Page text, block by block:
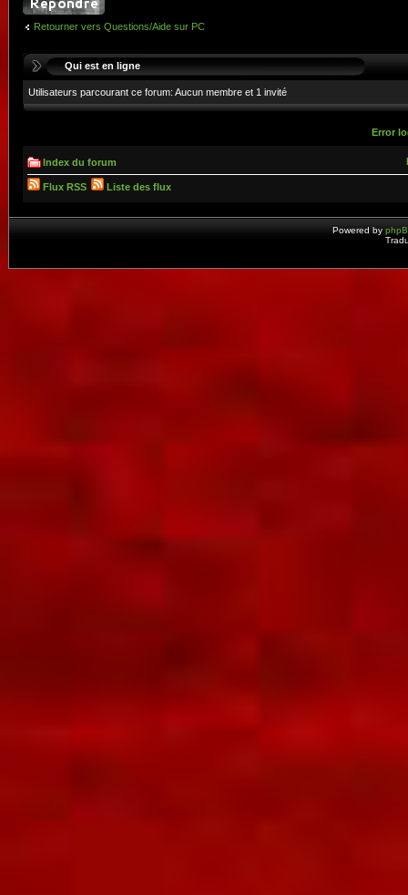
Retourner vers Questions/Aide sur PC
Qui est en ligne
Utilisateurs parcourant ce forum: Aucun membre et 1 invité
Error
Index du forum
Flux RSS Liste des flux
Powered by